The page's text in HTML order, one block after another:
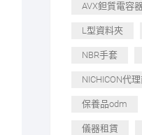
AVX鉭質電容
L型資料夾
NBR手套
NICHICON代
保養品odm
儀器租賃